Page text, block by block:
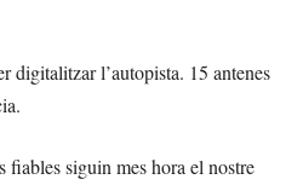
digitalitzar l’autopista. 15 antenes
fiables siguin mes hora el nostre